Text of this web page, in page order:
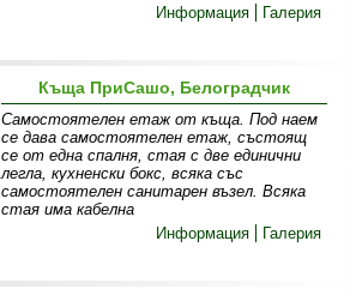
Информация
Галерия
Къща ПриСашо, Белоградчик
Самостоятелен етаж от къща. Под наем
се дава самостоятелен етаж, състоящ
се от една спалня, стая с две единични
легла, кухненски бокс, всяка със
самостоятелен санитарен възел. Всяка
стая има кабелна
Информация
Галерия